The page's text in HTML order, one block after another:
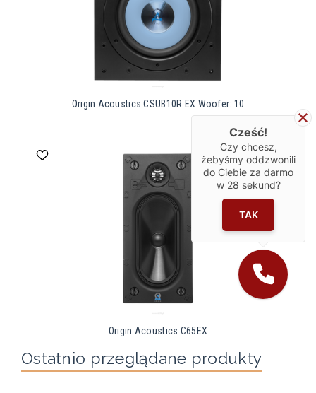
Origin Acoustics CSUB10R EX Woofer: 10
Origin Acoustics C65EX
Ostatnio przeglądane produkty
Cześć!
Czy chcesz,
żebyśmy oddzwonili
do Ciebie za darmo
w 28 sekund?
TAK